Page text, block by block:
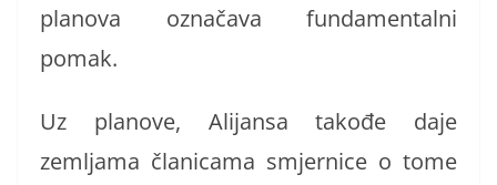
planova označava fundamentalni
pomak.
Uz planove, Alijansa takođe daje
zemljama članicama smjernice o tome